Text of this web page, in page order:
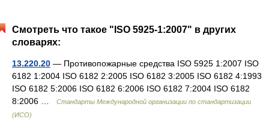
Смотреть что такое "ISO 5925-1:2007" в других
словарях:
13.220.20 — Противопожарные средства ISO 5925 1:2007 ISO
6182 1:2004 ISO 6182 2:2005 ISO 6182 3:2005 ISO 6182 4:1993
ISO 6182 5:2006 ISO 6182 6:2006 ISO 6182 7:2004 ISO 6182
8:2006 …
Стандарты Международной организации по стандартизации
(ИСО)